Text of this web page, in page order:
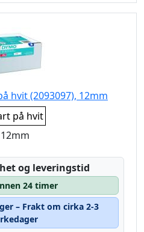
hvit (2093097), 12mm
på hvit
12mm
og leveringstid
24 timer
– Frakt om cirka 2-3